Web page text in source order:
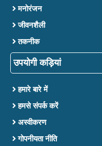
मनोरंजन
जीवनशैली
तकनीक
उपयोगी कड़ियां
हमारे बारे में
हमसे संपर्क करें
अस्वीकरण
गोपनीयता नीति